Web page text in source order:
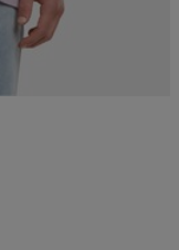
29,99 EUR